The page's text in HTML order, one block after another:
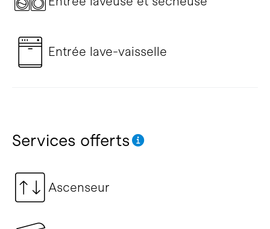
Entrée lave-vaisselle
Services offerts
Ascenseur